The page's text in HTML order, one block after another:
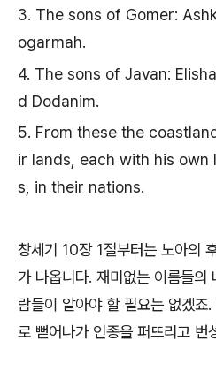
3. The sons of Gomer:
ogarmah.
4. The sons of Javan:
d Dodanim.
5. From these the
ir lands, each with his own
s, in their nations.
창세기 10장 1절부터는 노아의
가 나옵니다. 재미없는 이름들의
람들이 알아야 할 필요는 없겠죠
로 뻗어나가 인종을 퍼뜨리고 번